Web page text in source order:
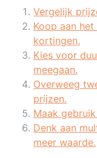
Vergelijk
Koop aan
kortingen.
Kies voor
meegaan.
Overweeg
prijzen.
Maak
Denk aan
meer waarde.